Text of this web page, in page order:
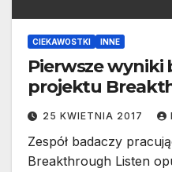
CIEKAWOSTKI INNE
Pierwsze wyniki
projektu
25 KWIETNIA 2017
Zespół badaczy
Breakthrough Listen